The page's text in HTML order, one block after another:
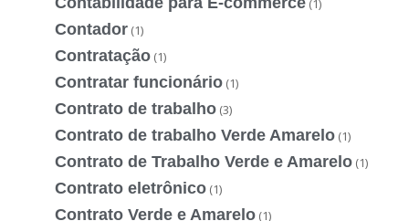
(1)
Contador (1)
Contratação (1)
Contratar funcionário (1)
Contrato de trabalho (3)
Contrato de trabalho Verde Amarelo (1)
Contrato de Trabalho Verde e Amarelo (1)
Contrato eletrônico (1)
Contrato Verde e Amarelo (1)